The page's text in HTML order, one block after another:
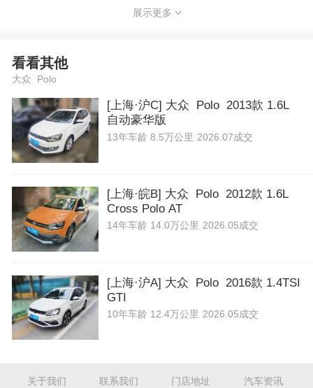
展示更多
看看其他
大众 Polo
[上海·沪C] 大众 Polo 2013款 1.6L
自动豪华版
13年车龄 8.5万公里 2026.07成交
[上海·皖B] 大众 Polo 2012款 1.6L
Cross Polo AT
14年车龄 14.0万公里 2026.05成交
[上海·沪A] 大众 Polo 2016款 1.4TSI
GTI
10年车龄 12.4万公里 2026.05成交
关于我们 联系我们 门店地址 汽车资讯